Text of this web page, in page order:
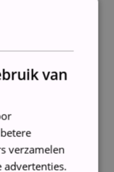
van
verzamelen
advertenties.